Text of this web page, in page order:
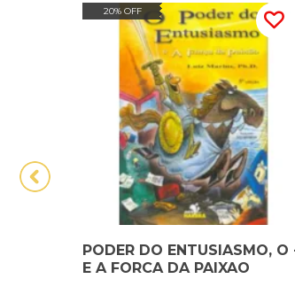
20% OFF
PODER DO ENTUSIASMO, O
E A FORCA DA PAIXAO